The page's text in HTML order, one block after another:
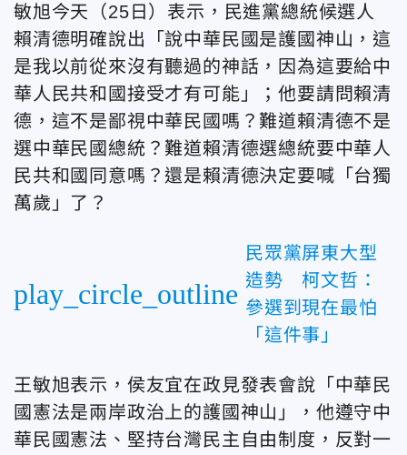
敏旭今天（25日）表示，民進黨總統候選人
賴清德明確說出「說中華民國是護國神山，這
是我以前從來沒有聽過的神話，因為這要給中
華人民共和國接受才有可能」；他要請問賴清
德，這不是鄙視中華民國嗎？難道賴清德不是
選中華民國總統？難道賴清德選總統要中華人
民共和國同意嗎？還是賴清德決定要喊「台獨
萬歲」了？
play_circle_outline
民眾黨屏東大型
造勢 柯文哲：
參選到現在最怕
「這件事」
王敏旭表示，侯友宜在政見發表會說「中華民
國憲法是兩岸政治上的護國神山」，他遵守中
華民國憲法、堅持台灣民主自由制度，反對一